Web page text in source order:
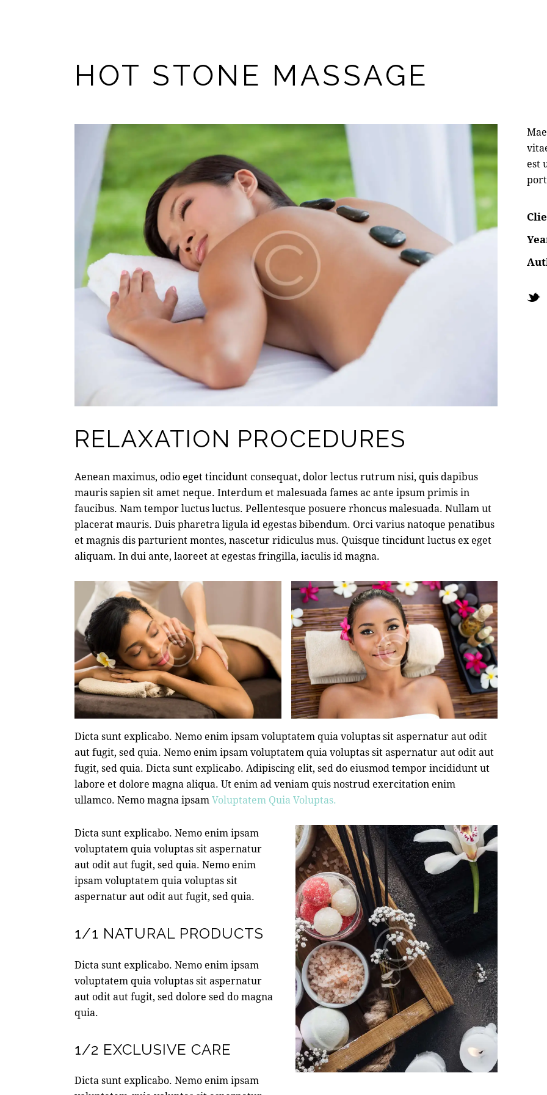
HOT STONE MASSAGE
RELAXATION PROCEDURES
Aenean maximus, odio eget tincidunt consequat, dolor lectus rutrum nisi, quis dapibus
mauris sapien sit amet neque. Interdum et malesuada fames ac ante ipsum primis in
faucibus. Nam tempor luctus luctus. Pellentesque posuere rhoncus malesuada. Nullam ut
placerat mauris. Duis pharetra ligula id egestas bibendum. Orci varius natoque penatibus
et magnis dis parturient montes, nascetur ridiculus mus. Quisque tincidunt luctus ex eget
aliquam. In dui ante, laoreet at egestas fringilla, iaculis id magna.
Dicta sunt explicabo. Nemo enim ipsam voluptatem quia voluptas sit aspernatur aut odit
aut fugit, sed quia. Nemo enim ipsam voluptatem quia voluptas sit aspernatur aut odit aut
fugit, sed quia. Dicta sunt explicabo. Adipiscing elit, sed do eiusmod tempor incididunt ut
labore et dolore magna aliqua. Ut enim ad veniam quis nostrud exercitation enim
ullamco. Nemo magna ipsamVoluptatem Quia Voluptas.
Dicta sunt explicabo. Nemo enim ipsam
voluptatem quia voluptas sit aspernatur
aut odit aut fugit, sed quia. Nemo enim
ipsam voluptatem quia voluptas sit
aspernatur aut odit aut fugit, sed quia.
1/1 NATURAL PRODUCTS
Dicta sunt explicabo. Nemo enim ipsam
voluptatem quia voluptas sit aspernatur
aut odit aut fugit, sed dolore sed do magna
quia.
1/2 EXCLUSIVE CARE
Dicta sunt explicabo. Nemo enim ipsam
est